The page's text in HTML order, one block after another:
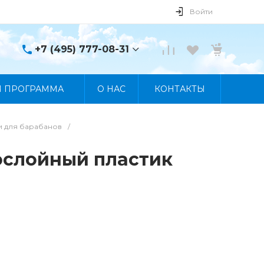
Войти
+7 (495) 777-08-31
+7 (495) 777-08-31
Выходной
ПРОГРАММА О НАС КОНТАКТЫ
для барабанов
/
пластик